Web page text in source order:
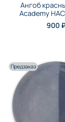
Ангоб
Academy НАС
900
Предзаказ